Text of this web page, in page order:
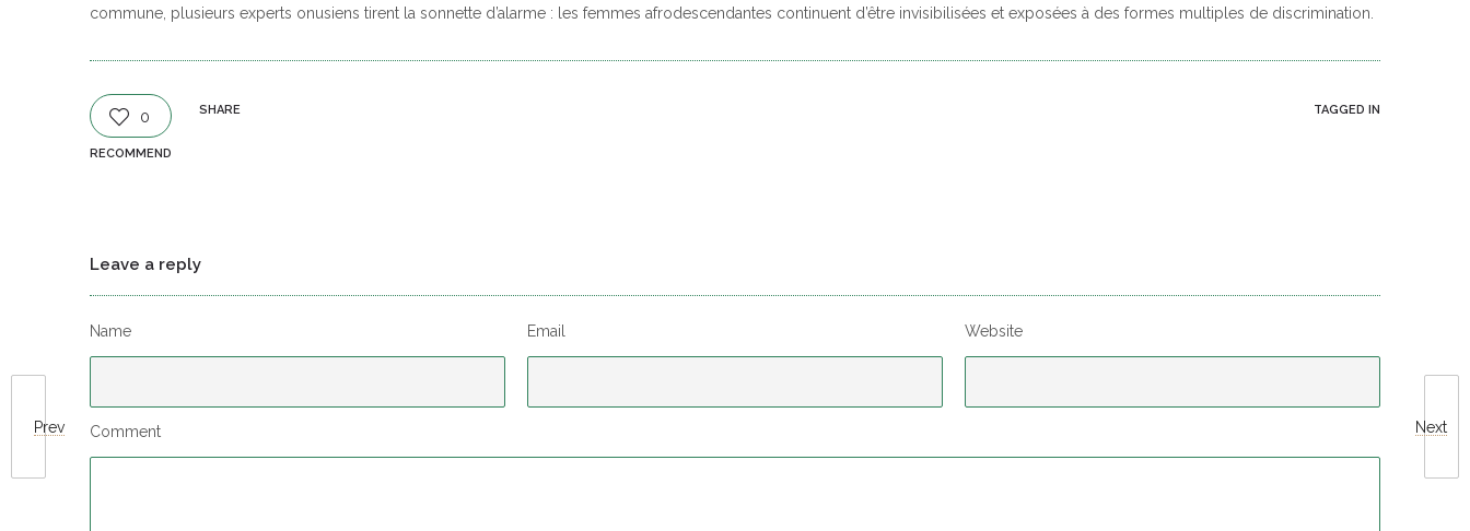
Prev Next
commune, plusieurs experts onusiens tirent la sonnette d’alarme : les femmes afrodescendantes continuent d’être invisibilisées et exposées à des formes multiples de discrimination.
0
RECOMMEND
SHARE TAGGED IN
Leave a reply
Name Email Website
Comment